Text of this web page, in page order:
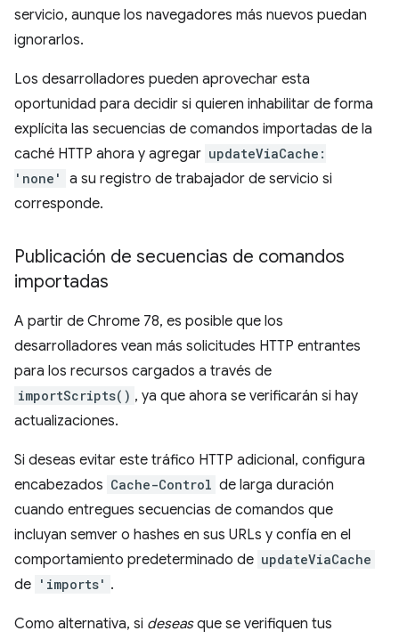
servicio, aunque los navegadores más nuevos puedan
ignorarlos.
Los desarrolladores pueden aprovechar esta
oportunidad para decidir si quieren inhabilitar de forma
explícita las secuencias de comandos importadas de la
caché HTTP ahora y agregar updateViaCache:
'none'
a su registro de trabajador de servicio si
corresponde.
Publicación de secuencias de comandos
importadas
A partir de Chrome 78, es posible que los
desarrolladores vean más solicitudes HTTP entrantes
para los recursos cargados a través de
importScripts() , ya que ahora se verificarán si hay
actualizaciones.
Si deseas evitar este tráfico HTTP adicional, configura
encabezados Cache-Control de larga duración
cuando entregues secuencias de comandos que
incluyan semver o hashes en sus URLs y confía en el
comportamiento predeterminado de updateViaCache
de 'imports' .
Como alternativa, si deseasque se verifiquen tus